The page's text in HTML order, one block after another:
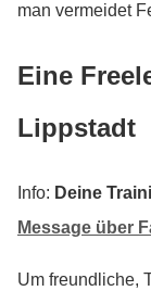
man vermeidet
Eine
Lippstadt
Info: Deine
Message über
Um freundliche,